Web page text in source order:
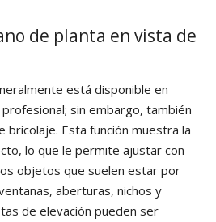
de planta en vista de
está disponible en
sin embargo, también
Esta función muestra la
lo que le permite ajustar con
objetos que suelen estar por
aberturas, nichos y
de elevación pueden ser